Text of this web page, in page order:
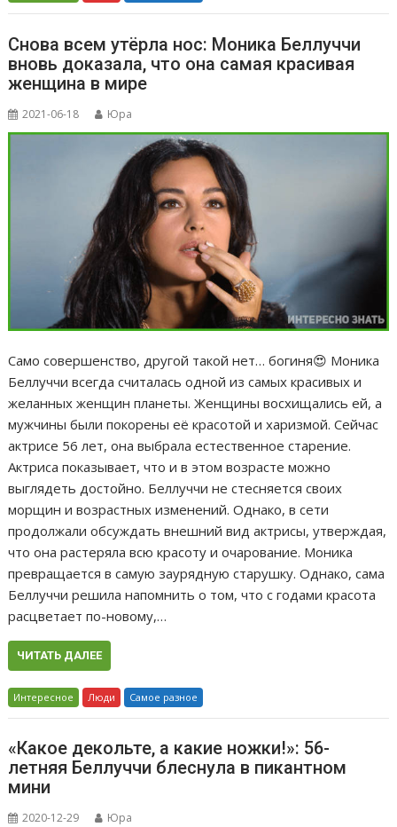
Снова всем утёрла нос: Моника Беллуччи
вновь доказала, что она самая красивая
женщина в мире
2021-06-18 Юра
Само совершенство, другой такой нет… богиня😍 Моника
Беллуччи всегда считалась одной из самых красивых и
желанных женщин планеты. Женщины восхищались ей, а
мужчины были покорены её красотой и харизмой. Сейчас
актрисе 56 лет, она выбрала естественное старение.
Актриса показывает, что и в этом возрасте можно
выглядеть достойно. Беллуччи не стесняется своих
морщин и возрастных изменений. Однако, в сети
продолжали обсуждать внешний вид актрисы, утверждая,
что она растеряла всю красоту и очарование. Моника
превращается в самую заурядную старушку. Однако, сама
Беллуччи решила напомнить о том, что с годами красота
расцветает по-новому,…
ЧИТАТЬ ДАЛЕЕ
Интересное Люди Самое разное
«Какое декольте, а какие ножки!»: 56-
летняя Беллуччи блеснула в пикантном
мини
2020-12-29 Юра